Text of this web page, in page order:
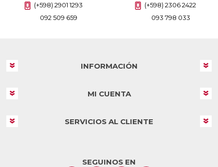
(+598) 2901 1293
092 509 659
(+598) 2306 2422
093 798 033
INFORMACIÓN
MI CUENTA
SERVICIOS AL CLIENTE
SEGUINOS EN